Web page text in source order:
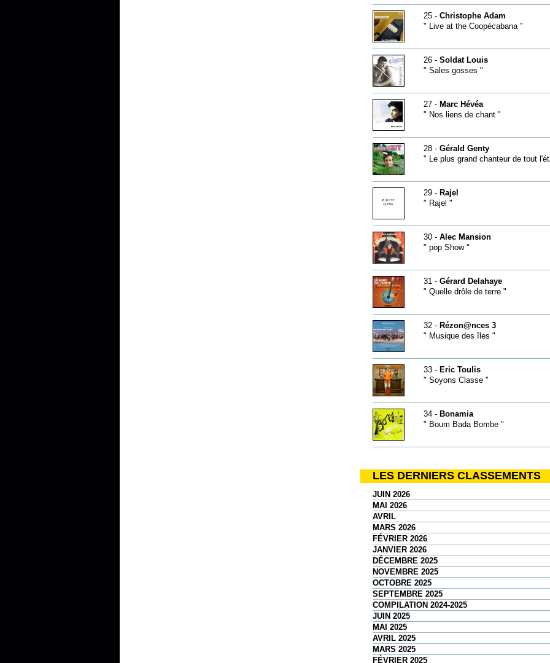
25 - Christophe Adam
" Live at the Coopécabana "
26 - Soldat Louis
" Sales gosses "
27 - Marc Hévéa
" Nos liens de chant "
28 - Gérald Genty
" Le plus grand chanteur de tout
29 - Rajel
" Rajel "
30 - Alec Mansion
" pop Show "
31 - Gérard Delahaye
" Quelle drôle de terre "
32 - Rézon@nces 3
" Musique des îles "
33 - Eric Toulis
" Soyons Classe "
34 - Bonamia
" Boum Bada Bombe "
LES DERNIERS CLASSEMENTS
JUIN 2026
MAI 2026
AVRIL
MARS 2026
FÉVRIER 2026
JANVIER 2026
DÉCEMBRE 2025
NOVEMBRE 2025
OCTOBRE 2025
SEPTEMBRE 2025
COMPILATION 2024-2025
JUIN 2025
MAI 2025
AVRIL 2025
MARS 2025
FÉVRIER 2025